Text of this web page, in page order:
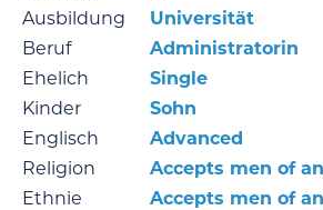
Ausbildung
Universität
Beruf
Administratorin
Ehelich
Single
Kinder
Sohn
Englisch
Advanced
Religion
Accepts men of
Ethnie
Accepts men of